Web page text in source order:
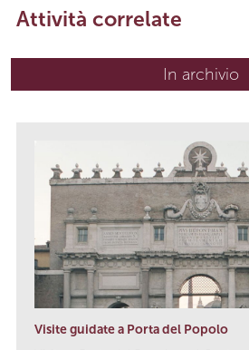
Attività correlate
In archivio
Visite guidate a Porta del Popolo